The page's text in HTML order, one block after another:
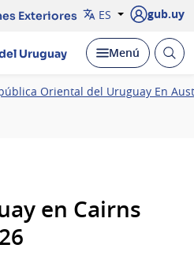
Exteriores ES gub.uy
Uruguay
Desplegar
Menú Abrir
Oriental del Uruguay En
en Cairns